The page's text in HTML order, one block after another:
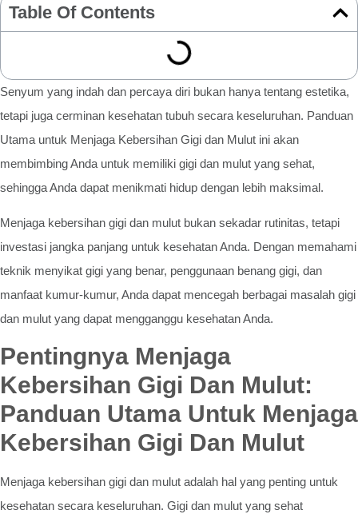
Table Of Contents
Senyum yang indah dan percaya diri bukan hanya tentang estetika,
tetapi juga cerminan kesehatan tubuh secara keseluruhan. Panduan
Utama untuk Menjaga Kebersihan Gigi dan Mulut ini akan
membimbing Anda untuk memiliki gigi dan mulut yang sehat,
sehingga Anda dapat menikmati hidup dengan lebih maksimal.
Menjaga kebersihan gigi dan mulut bukan sekadar rutinitas, tetapi
investasi jangka panjang untuk kesehatan Anda. Dengan memahami
teknik menyikat gigi yang benar, penggunaan benang gigi, dan
manfaat kumur-kumur, Anda dapat mencegah berbagai masalah gigi
dan mulut yang dapat mengganggu kesehatan Anda.
Pentingnya Menjaga
Kebersihan Gigi Dan Mulut:
Panduan Utama Untuk Menjaga
Kebersihan Gigi Dan Mulut
Menjaga kebersihan gigi dan mulut adalah hal yang penting untuk
kesehatan secara keseluruhan. Gigi dan mulut yang sehat